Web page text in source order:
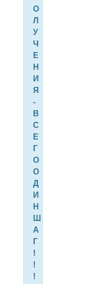
О
Л
У
Ч
Е
Н
И
Я
-
В
С
Е
Г
О
О
Д
И
Н
Ш
А
Г
!
!
!